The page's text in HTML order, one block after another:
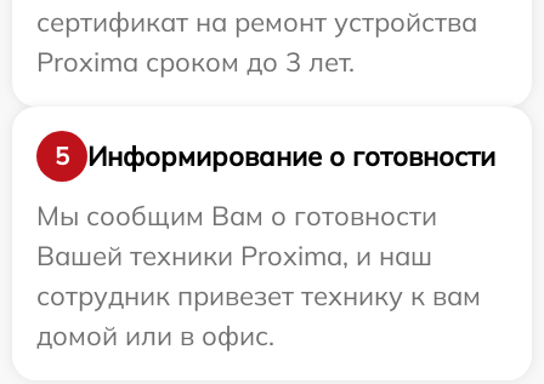
сертификат на ремонт устройства
Proxima сроком до 3 лет.
5
Информирование о готовности
Мы сообщим Вам о готовности
Вашей техники Proxima, и наш
сотрудник привезет технику к вам
домой или в офис.